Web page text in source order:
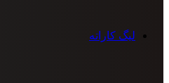
لیگ کاراته